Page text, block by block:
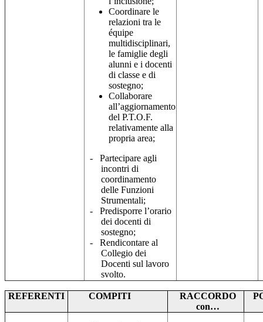
Coordinare le
relazioni tra le
équipe
multidisciplinari,
le famiglie degli
alunni e i docenti
di classe e di
sostegno;
Collaborare
all’aggiornamento
del P.T.O.F.
relativamente alla
propria area;
-
Partecipare agli
incontri di
coordinamento
delle Funzioni
Strumentali;
-
Predisporre l’orario
dei docenti di
sostegno;
-
Rendicontare al
Collegio dei
Docenti sul lavoro
svolto.
REFERENTI COMPITI
RACCORDO
con…